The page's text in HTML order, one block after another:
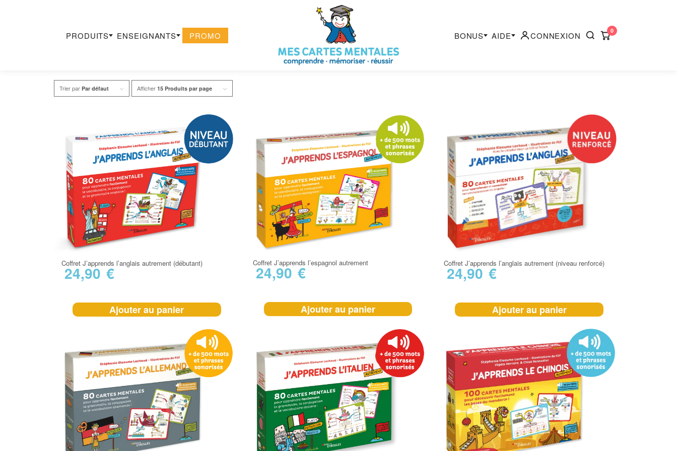
PRODUITS ENSEIGNANTS PROMO BONUS AIDE CONNEXION 0
×
Trier par Par défaut Afficher 15 Produits par page
Coffret J’apprends l’anglais autrement (débutant)
24,90€
Ajouter au panier
Coffret J’apprends l’espagnol autrement
24,90 €
Ajouter au panier
Coffret J’apprends l’anglais autrement (niveau renforcé)
24,90 €
Ajouter au panier